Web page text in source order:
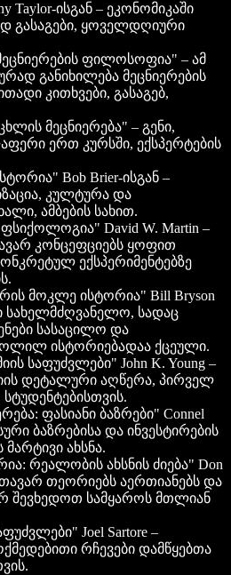
Taylor-ისგან – ეკონომიკაში
გასაგები, ყოველდღიური
მეცნიერების ფილოსოფია" – ამ
განიხილება მეცნიერების
კითხვები, გასაგებ,
მეცნიერება" – გენი,
ერთ კურსში, ექსპერტების
Bob Brier-ისგან –
კულტურა და
ამბების სახით.
ფსიქოლოგია" David W. Martin –
კონცეფციებს ყოფით
ექსპერიმენტებზე
მოკლე ისტორია" Bill Bryson
სახელმძღვანელო, სადაც
სასაცილო და
ისტორიებადაა ქცეული.
საფუძვლები" John K. Young –
დეტალური აღწერა, პირველ
ფასიანი ბაზრები" Connel
ბაზრებისა და ინვესტირების
ახსნა.
რეალობის ახსნის ძიება" Don
თეორიებს აერთიანებს და
შევხედოთ სამყაროს მთლიან
Joel Sartore –
რჩევები დამწყებთა